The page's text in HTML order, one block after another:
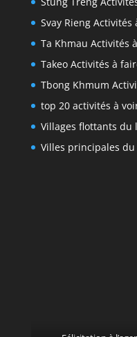
Svay Rieng
Ta Khmau Activités
Takeo Activités à
Tbong Khmum
top 20 activités à
Villages flottants du
Villes principales du